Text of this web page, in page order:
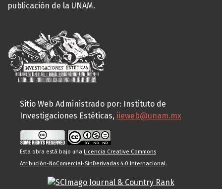
publicación de la UNAM.
Sitio Web Administrado por: Instituto de
Investigaciones Estéticas, iieweb@unam.mx
Esta obra está bajo una Licencia Creative Commons
Atribución-NoComercial-SinDerivadas 4.0 Internacional.